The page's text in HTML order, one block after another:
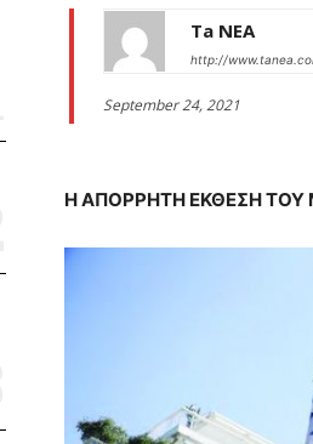
Ta NEA
http://
September 24, 2021
Η ΑΠΟΡΡΗΤΗ ΕΚΘΕΣΗ